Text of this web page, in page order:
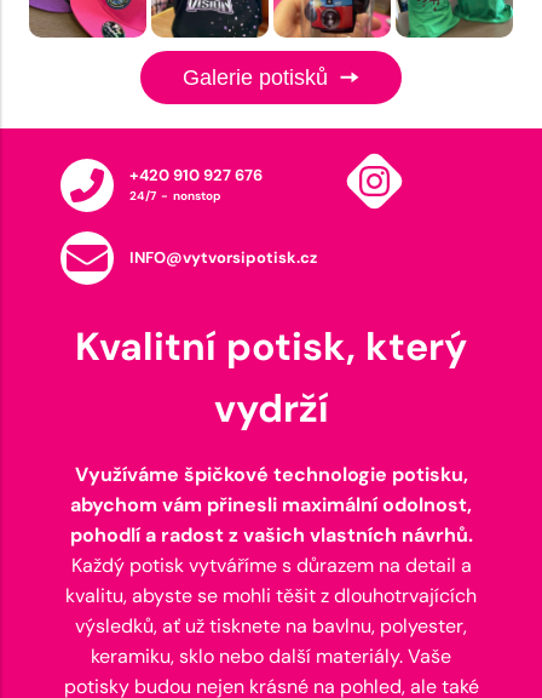
Galerie potisků
+420 910 927 676
24/7 - nonstop
INFO@vytvorsipotisk.cz
Kvalitní potisk, který
vydrží
Využíváme špičkové technologie potisku,
abychom vám přinesli maximální odolnost,
pohodlí a radost z vašich vlastních návrhů.
Každý potisk vytváříme s důrazem na detail a
kvalitu, abyste se mohli těšit z dlouhotrvajících
výsledků, ať už tisknete na bavlnu, polyester,
keramiku, sklo nebo další materiály. Vaše
potisky budou nejen krásné na pohled, ale také